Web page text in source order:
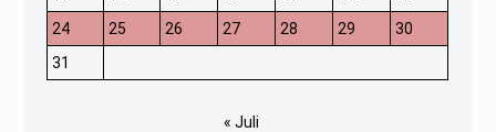
24
25 26 27 28 29
30
31
« Juli